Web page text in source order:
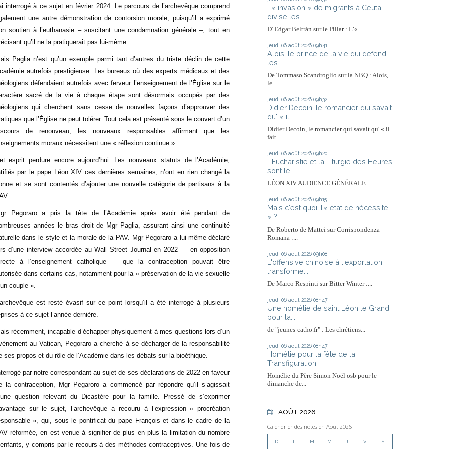
interrogé à ce sujet en février 2024. Le parcours de l’archevêque comprend
une autre démonstration de contorsion morale, puisqu’il a exprimé
soutien à l’euthanasie – suscitant une condamnation générale –, tout en
qu’il ne la pratiquerait pas lui-même.
Paglia n’est qu’un exemple parmi tant d’autres du triste déclin de cette
autrefois prestigieuse. Les bureaux où des experts médicaux et des
défendaient autrefois avec ferveur l’enseignement de l’Église sur le
sacré de la vie à chaque étape sont désormais occupés par des
qui cherchent sans cesse de nouvelles façons d’approuver des
que l’Église ne peut tolérer. Tout cela est présenté sous le couvert d’un
de renouveau, les nouveaux responsables affirmant que les
moraux nécessitent une « réflexion continue ».
esprit perdure encore aujourd’hui. Les nouveaux statuts de l’Académie,
par le pape Léon XIV ces dernières semaines, n’ont en rien changé la
et se sont contentés d’ajouter une nouvelle catégorie de partisans à la
Pegoraro a pris la tête de l’Académie après avoir été pendant de
années le bras droit de Mgr Paglia, assurant ainsi une continuité
dans le style et la morale de la PAV. Mgr Pegoraro a lui-même déclaré
d’une interview accordée au Wall Street Journal en 2022 — en opposition
à l’enseignement catholique — que la contraception pouvait être
dans certains cas, notamment pour la « préservation de la vie sexuelle
couple ».
est resté évasif sur ce point lorsqu’il a été interrogé à plusieurs
à ce sujet l’année dernière.
récemment, incapable d’échapper physiquement à mes questions lors d’un
au Vatican, Pegoraro a cherché à se décharger de la responsabilité
ses propos et du rôle de l’Académie dans les débats sur la bioéthique.
par notre correspondant au sujet de ses déclarations de 2022 en faveur
la contraception, Mgr Pegaroro a commencé par répondre qu’il s’agissait
question relevant du Dicastère pour la famille. Pressé de s’exprimer
sur le sujet, l’archevêque a recouru à l’expression « procréation
», qui, sous le pontificat du pape François et dans le cadre de la
réformée, en est venue à signifier de plus en plus la limitation du nombre
y compris par le recours à des méthodes contraceptives. Une fois de
L’« invasion » de migrants à Ceuta
divise les...
D' Edgar Beltrán sur le Pillar : L’«...
jeudi 06 août 2026 09h41
Alois, le prince de la vie qui défend
les...
De Tommaso Scandroglio sur la NBQ : Alois,
le...
jeudi 06 août 2026 09h32
Didier Decoin, le romancier qui savait
qu' « il...
Didier Decoin, le romancier qui savait qu' « il
fait...
jeudi 06 août 2026 09h20
L’Eucharistie et la Liturgie des Heures
sont le...
LÉON XIV AUDIENCE GÉNÉRALE...
jeudi 06 août 2026 09h15
Mais c'est quoi, l’« état de nécessité
» ?
De Roberto de Mattei sur Corrispondenza
Romana :...
jeudi 06 août 2026 09h08
L'offensive chinoise à l'exportation
transforme...
De Marco Respinti sur Bitter Winter :...
jeudi 06 août 2026 08h47
Une homélie de saint Léon le Grand
pour la...
de "jeunes-catho.fr" : Les chrétiens...
jeudi 06 août 2026 08h47
Homélie pour la fête de la
Transfiguration
Homélie du Père Simon Noël osb pour le
dimanche de...
AOÛT 2026
Calendrier des notes en Août 2026
D L M M J V S